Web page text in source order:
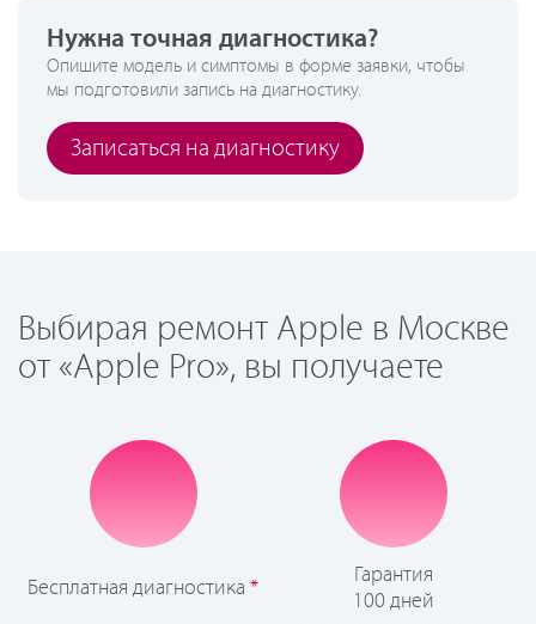
Нужна точная диагностика?
Опишите модель и симптомы в форме заявки, чтобы
мы подготовили запись на диагностику.
Записаться на диагностику
Выбирая ремонт Apple в Москве
от «Apple Pro», вы получаете
Бесплатная диагностика *
Гарантия
100 дней